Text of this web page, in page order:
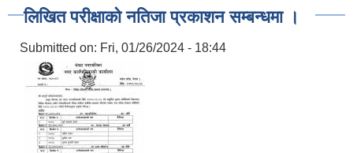
लिखित परीक्षाको नतिजा प्रकाशन सम्बन्धमा ।
Submitted on: Fri, 01/26/2024 - 18:44